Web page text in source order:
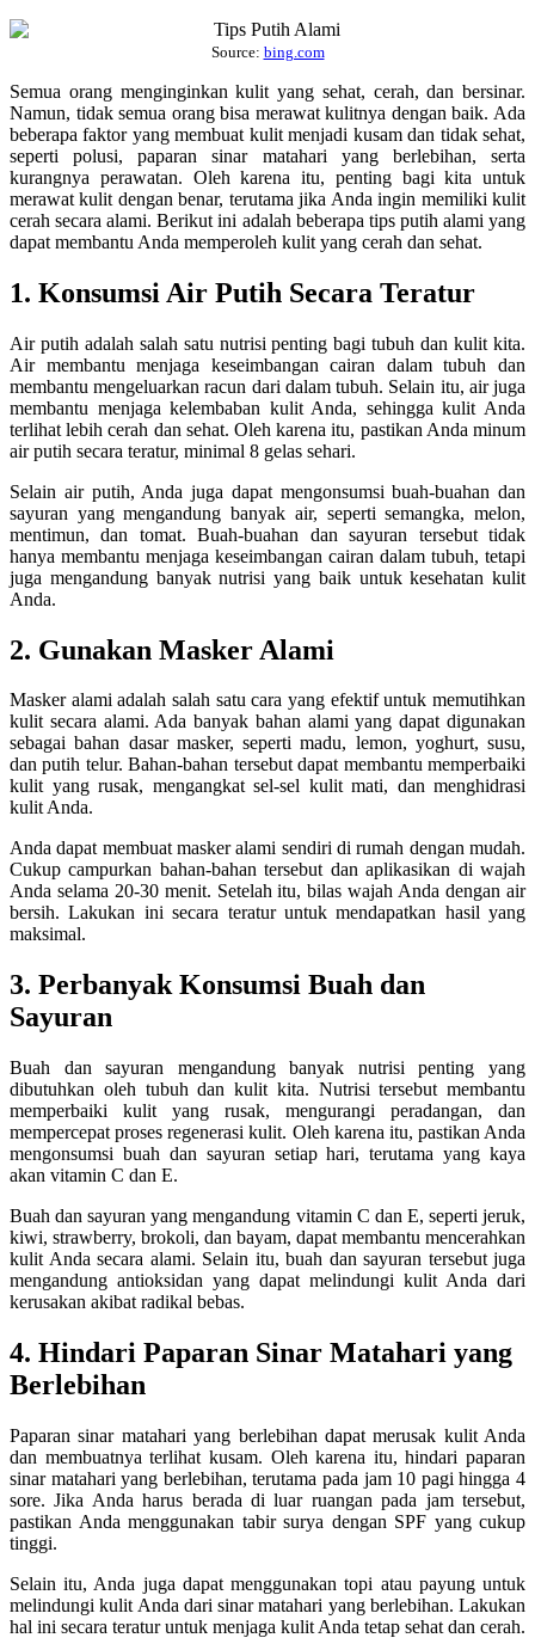
Source: bing.com
Semua orang menginginkan kulit yang sehat, cerah, dan bersinar.
Namun, tidak semua orang bisa merawat kulitnya dengan baik. Ada
beberapa faktor yang membuat kulit menjadi kusam dan tidak sehat,
seperti polusi, paparan sinar matahari yang berlebihan, serta
kurangnya perawatan. Oleh karena itu, penting bagi kita untuk
merawat kulit dengan benar, terutama jika Anda ingin memiliki kulit
cerah secara alami. Berikut ini adalah beberapa tips putih alami yang
dapat membantu Anda memperoleh kulit yang cerah dan sehat.
1. Konsumsi Air Putih Secara Teratur
Air putih adalah salah satu nutrisi penting bagi tubuh dan kulit kita.
Air membantu menjaga keseimbangan cairan dalam tubuh dan
membantu mengeluarkan racun dari dalam tubuh. Selain itu, air juga
membantu menjaga kelembaban kulit Anda, sehingga kulit Anda
terlihat lebih cerah dan sehat. Oleh karena itu, pastikan Anda minum
air putih secara teratur, minimal 8 gelas sehari.
Selain air putih, Anda juga dapat mengonsumsi buah-buahan dan
sayuran yang mengandung banyak air, seperti semangka, melon,
mentimun, dan tomat. Buah-buahan dan sayuran tersebut tidak
hanya membantu menjaga keseimbangan cairan dalam tubuh, tetapi
juga mengandung banyak nutrisi yang baik untuk kesehatan kulit
Anda.
2. Gunakan Masker Alami
Masker alami adalah salah satu cara yang efektif untuk memutihkan
kulit secara alami. Ada banyak bahan alami yang dapat digunakan
sebagai bahan dasar masker, seperti madu, lemon, yoghurt, susu,
dan putih telur. Bahan-bahan tersebut dapat membantu memperbaiki
kulit yang rusak, mengangkat sel-sel kulit mati, dan menghidrasi
kulit Anda.
Anda dapat membuat masker alami sendiri di rumah dengan mudah.
Cukup campurkan bahan-bahan tersebut dan aplikasikan di wajah
Anda selama 20-30 menit. Setelah itu, bilas wajah Anda dengan air
bersih. Lakukan ini secara teratur untuk mendapatkan hasil yang
maksimal.
3. Perbanyak Konsumsi Buah dan
Sayuran
Buah dan sayuran mengandung banyak nutrisi penting yang
dibutuhkan oleh tubuh dan kulit kita. Nutrisi tersebut membantu
memperbaiki kulit yang rusak, mengurangi peradangan, dan
mempercepat proses regenerasi kulit. Oleh karena itu, pastikan Anda
mengonsumsi buah dan sayuran setiap hari, terutama yang kaya
akan vitamin C dan E.
Buah dan sayuran yang mengandung vitamin C dan E, seperti jeruk,
kiwi, strawberry, brokoli, dan bayam, dapat membantu mencerahkan
kulit Anda secara alami. Selain itu, buah dan sayuran tersebut juga
mengandung antioksidan yang dapat melindungi kulit Anda dari
kerusakan akibat radikal bebas.
4. Hindari Paparan Sinar Matahari yang
Berlebihan
Paparan sinar matahari yang berlebihan dapat merusak kulit Anda
dan membuatnya terlihat kusam. Oleh karena itu, hindari paparan
sinar matahari yang berlebihan, terutama pada jam 10 pagi hingga 4
sore. Jika Anda harus berada di luar ruangan pada jam tersebut,
pastikan Anda menggunakan tabir surya dengan SPF yang cukup
tinggi.
Selain itu, Anda juga dapat menggunakan topi atau payung untuk
melindungi kulit Anda dari sinar matahari yang berlebihan. Lakukan
hal ini secara teratur untuk menjaga kulit Anda tetap sehat dan cerah.